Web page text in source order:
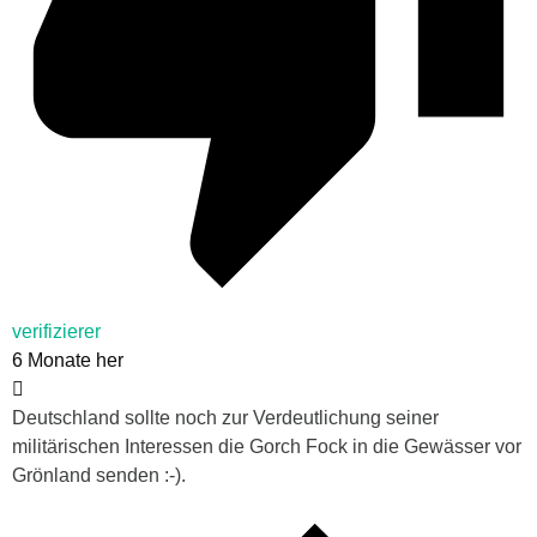
verifizierer
6 Monate her
Deutschland sollte noch zur Verdeutlichung seiner
militärischen Interessen die Gorch Fock in die Gewässer vor
Grönland senden :-).